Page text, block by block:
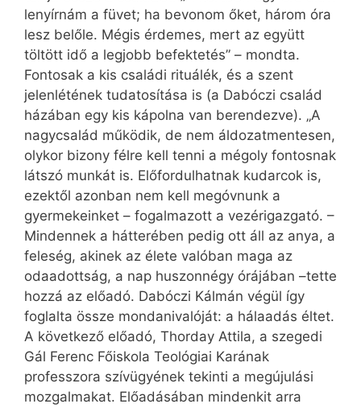
lenyírnám a füvet; ha bevonom őket, három óra
lesz belőle. Mégis érdemes, mert az együtt
töltött idő a legjobb befektetés” – mondta.
Fontosak a kis családi rituálék, és a szent
jelenlétének tudatosítása is (a Dabóczi család
házában egy kis kápolna van berendezve). „A
nagycsalád működik, de nem áldozatmentesen,
olykor bizony félre kell tenni a mégoly fontosnak
látszó munkát is. Előfordulhatnak kudarcok is,
ezektől azonban nem kell megóvnunk a
gyermekeinket – fogalmazott a vezérigazgató. –
Mindennek a hátterében pedig ott áll az anya, a
feleség, akinek az élete valóban maga az
odaadottság, a nap huszonnégy órájában –tette
hozzá az előadó. Dabóczi Kálmán végül így
foglalta össze mondanivalóját: a hálaadás éltet.
A következő előadó, Thor­day Attila, a szegedi
Gál Ferenc Főiskola Teológiai Karának
professzora szívügyének tekinti a megújulási
mozgalmakat. Előadásában mindenkit arra